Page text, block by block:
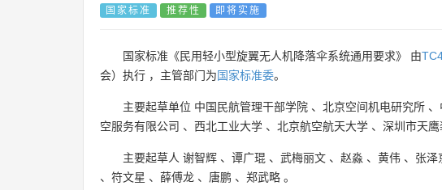
国家标准 推荐性 即将实施
国家标准《民用轻小型旋翼无人机降落伞系统通用要求》 由
会）执行 ，主管部门为国家标准委。
主要起草单位 中国民航管理干部学院 、 北京空间机电研究所 、
空服务有限公司 、 西北工业大学 、 北京航空航天大学 、 深圳市天
主要起草人 谢智辉 、 谭广琨 、 武梅丽文 、 赵淼 、 黄伟 、 张泽
、 符文星 、 薛傅龙 、 唐鹏 、 郑武略 。